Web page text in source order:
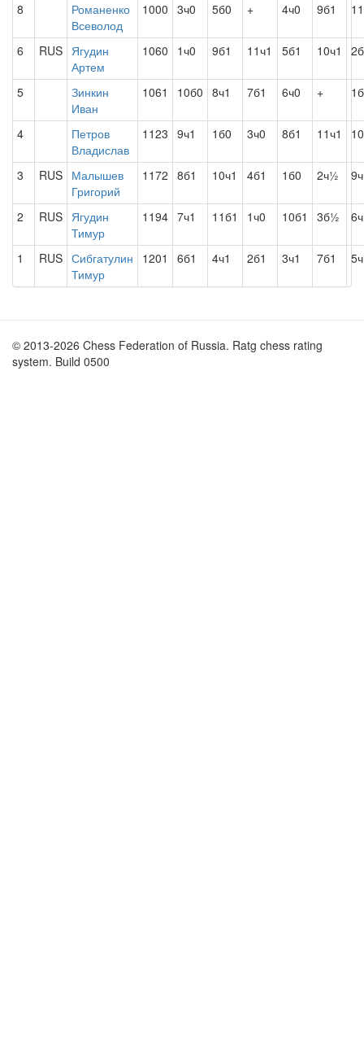
8
Романенко
Всеволод
1000 3ч0 5б0 + 4ч0 9б1
6 RUS Ягудин
Артем
1060 1ч0 9б1 11ч1 5б1 10ч1
5
Зинкин
Иван
1061 10б0 8ч1 7б1 6ч0 +
4
Петров
Владислав
1123 9ч1 1б0 3ч0 8б1 11ч1
3 RUS Малышев
Григорий
1172 8б1 10ч1 4б1 1б0 2ч½
2 RUS Ягудин
Тимур
1194 7ч1 11б1 1ч0 10б1 3б½
1 RUS Сибгатулин
Тимур
1201 6б1 4ч1 2б1 3ч1 7б1
© 2013-2026 Chess Federation of Russia. Ratg chess rating
system. Build 0500